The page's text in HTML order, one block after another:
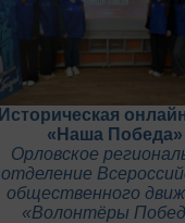
Историческая
«Наша Победа»
Орловское
отделение
общественного
«Волонтёры